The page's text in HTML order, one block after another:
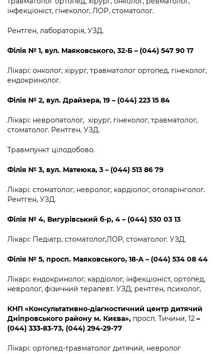
інфекціоніст, гінеколог, ЛОР, стоматолог.
Рентген, лабораторія, УЗД.
Філія № 1, вул. Маяковського, 32-Б – (044) 547 90 17
Лікарі: онколог, хірург, травматолог ортопед, гінеколог,
ендокринолог.
Філія № 2, вул. Драйзера, 19 – (044) 223 15 84
Лікарі: невропатолог, хірург, гінеколог, травматолог,
стоматолог. Рентген, УЗД.
Травмпункт цілодобово.
Філія № 3, вул. Матеюка, 3 – (044) 513 86 79
Лікарі: стоматолог, невролог, кардіолог, отоларінголог.
Рентген, УЗД.
Філія № 4, Вигурівський б-р, 4 – (044) 530 03 13
Лікарі: Педіатр, стоматолог,ЛОР, стоматолог. УЗД.
Філія № 5, просп. Маяковського, 18-А – (044) 534 08 44
Лікарі: ендокринолог, кардіолог, інфекціоніст, ортопед,
невролог, фізичний терапевт. УЗД, рентген, психолог,
КНП «Консультативно-діагностичний центр дитячий
Дніпровського району м. Києва», просп. Тичини, 12 –
(044) 333-83-73, (044) 294-29-77
Лікарі: ортопед-травматолог дитячий, невролог